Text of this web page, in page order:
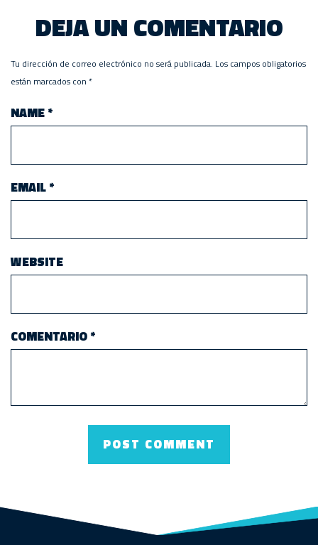
DEJA UN COMENTARIO
Tu dirección de correo electrónico no será publicada. Los campos obligatorios
están marcados con *
NAME*
EMAIL*
WEBSITE
COMENTARIO*